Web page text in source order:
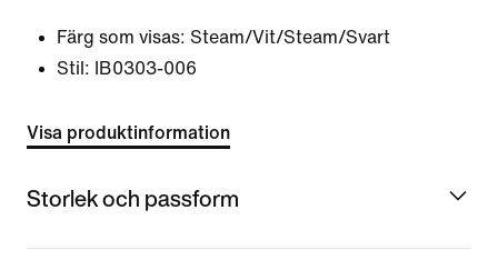
Färg som visas: Steam/Vit/Steam/Svart
Stil:
IB0303-006
Visa produktinformation
Storlek och passform